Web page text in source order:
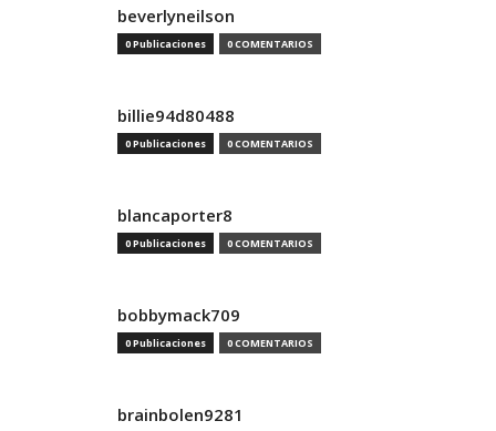
beverlyneilson
0 Publicaciones 0 COMENTARIOS
billie94d80488
0 Publicaciones 0 COMENTARIOS
blancaporter8
0 Publicaciones 0 COMENTARIOS
bobbymack709
0 Publicaciones 0 COMENTARIOS
brainbolen9281